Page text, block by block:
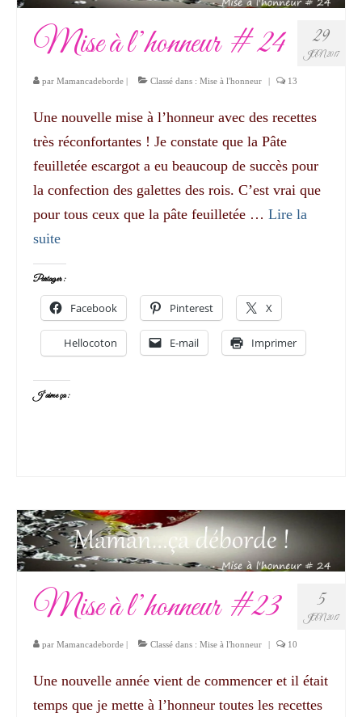
29
JAN 2017
Mise à l’honneur # 24
par Mamancadeborde | Classé dans : Mise à l'honneur | 13
Une nouvelle mise à l’honneur avec des recettes
très réconfortantes ! Je constate que la Pâte
feuilletée escargot a eu beaucoup de succès pour
la confection des galettes des rois. C’est vrai que
pour tous ceux que la pâte feuilletée … Lire la
suite­­
Partager :
Facebook Pinterest X
Hellocoton E-mail Imprimer
J’aime ça :
5
JAN 2017
Mise à l’honneur #23
par Mamancadeborde | Classé dans : Mise à l'honneur | 10
Une nouvelle année vient de commencer et il était
temps que je mette à l’honneur toutes les recettes